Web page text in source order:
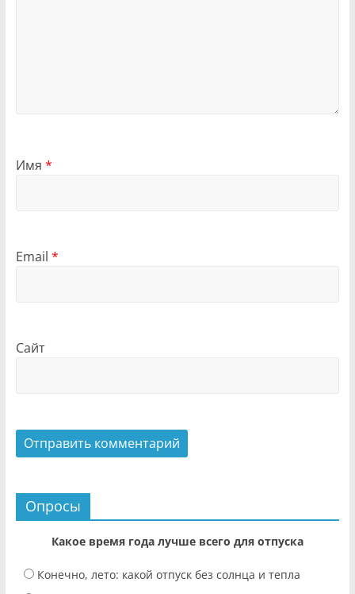
Имя *
Email *
Сайт
Опросы
Какое время года лучше всего для отпуска
Конечно, лето: какой отпуск без солнца и тепла